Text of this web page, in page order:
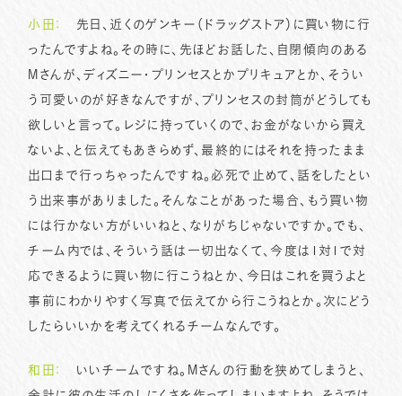
小田： 先日、近くのゲンキー（ドラッグストア）に買い物に行
ったんですよね。その時に、先ほどお話した、自閉傾向のある
Mさんが、ディズニー・プリンセスとかプリキュアとか、そうい
う可愛いのが好きなんですが、プリンセスの封筒がどうしても
欲しいと言って。レジに持っていくので、お金がないから買え
ないよ、と伝えてもあきらめず、最終的にはそれを持ったまま
出口まで行っちゃったんですね。必死で止めて、話をしたとい
う出来事がありました。そんなことがあった場合、もう買い物
には行かない方がいいねと、なりがちじゃないですか。でも、
チーム内では、そういう話は一切出なくて、今度は1対1で対
応できるように買い物に行こうねとか、今日はこれを買うよと
事前にわかりやすく写真で伝えてから行こうねとか。次にどう
したらいいかを考えてくれるチームなんです。
和田：
いいチームですね。Mさんの行動を狭めてしまうと、